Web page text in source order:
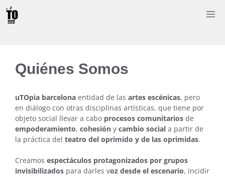
Saltar
contenido
Quiénes Somos
uTOpia barcelona entidad de las artes escénicas, pero
en diálogo con otras disciplinas artísticas, que tiene por
objeto social llevar a cabo procesos comunitarios de
empoderamiento, cohesión y cambio social a partir de
la práctica del teatro del oprimido y de las oprimidas.
Creamos espectáculos protagonizados por grupos
invisibilizados para darles voz desde el escenario, incidir